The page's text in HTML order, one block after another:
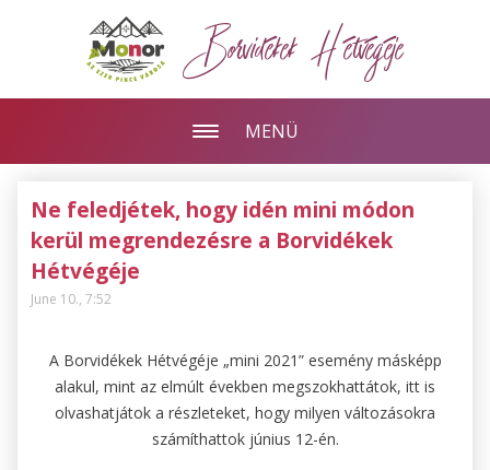
Borvidékek Hétvégéje
MENÜ
Ne feledjétek, hogy idén mini módon
kerül megrendezésre a Borvidékek
Hétvégéje
June 10., 7:52
A Borvidékek Hétvégéje „mini 2021” esemény másképp
alakul, mint az elmúlt években megszokhattátok, itt is
olvashatjátok a részleteket, hogy milyen változásokra
számíthattok június 12-én.